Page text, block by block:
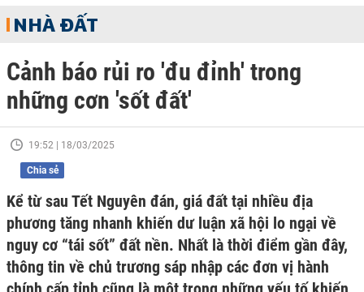
NHÀ ĐẤT
Cảnh báo rủi ro 'đu đỉnh' trong
những cơn 'sốt đất'
19:52 | 18/03/2025
Chia sẻ
Kể từ sau Tết Nguyên đán, giá đất tại nhiều địa
phương tăng nhanh khiến dư luận xã hội lo ngại về
nguy cơ “tái sốt” đất nền. Nhất là thời điểm gần đây,
thông tin về chủ trương sáp nhập các đơn vị hành